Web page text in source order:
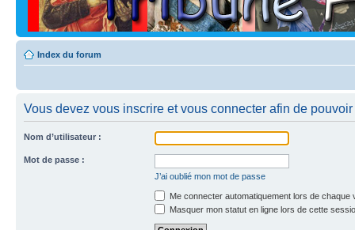
Index du forum
Vous devez vous inscrire et vous connecter afin de
Nom d’utilisateur :
Mot de passe :
J’ai oublié mon mot de passe
Me connecter automatiquement lors de chaque
Masquer mon statut en ligne lors de cette